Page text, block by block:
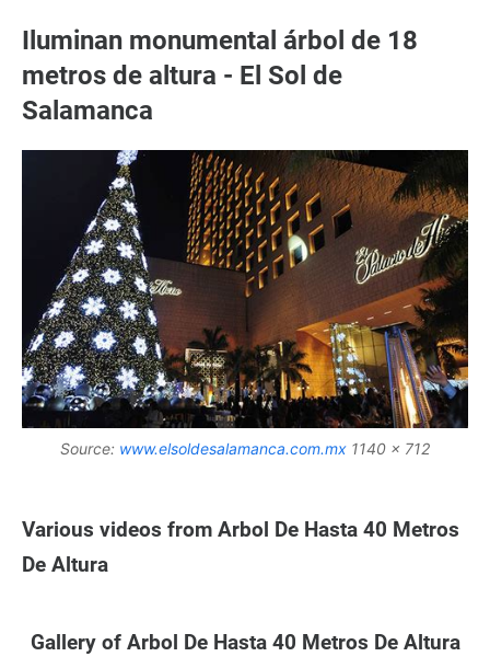
Iluminan monumental árbol de 18
metros de altura - El Sol de
Salamanca
Source: www.elsoldesalamanca.com.mx 1140 x 712
Various videos from Arbol De Hasta 40 Metros
De Altura
Gallery of Arbol De Hasta 40 Metros De Altura